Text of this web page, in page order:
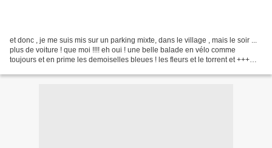
et donc , je me suis mis sur un parking mixte, dans le village , mais le soir ...
plus de voiture ! que moi !!!! eh oui ! une belle balade en vélo comme
toujours et en prime les demoiselles bleues ! les fleurs et le torrent et +++